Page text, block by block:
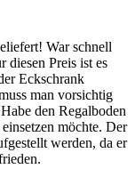
War schnell
diesen Preis ist es
Eckschrank
man vorsichtig
den Regalboden
möchte. Der
werden, da er